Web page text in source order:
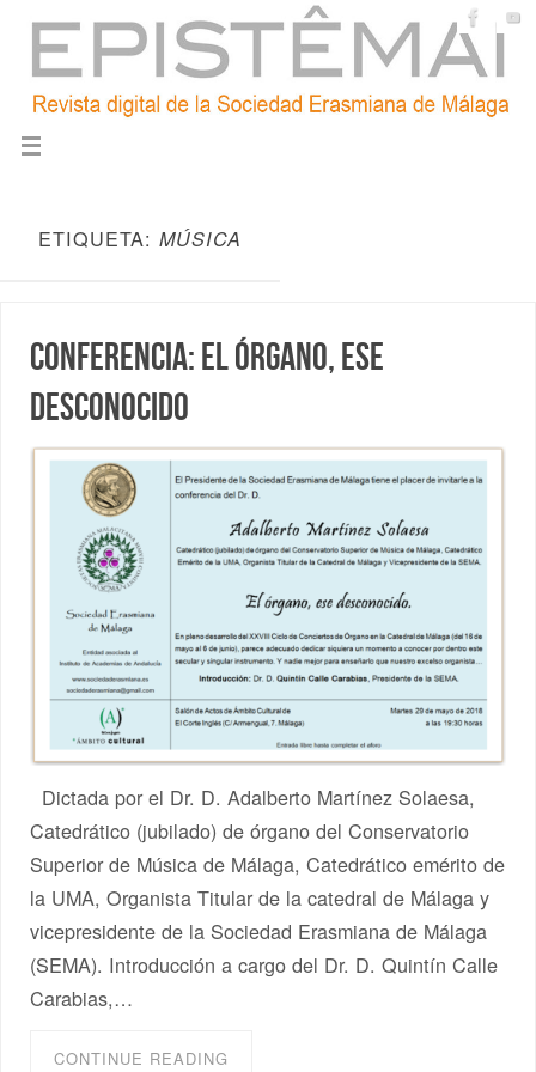
ETIQUETA: MÚSICA
Conferencia: El órgano, ese
desconocido
Dictada por el Dr. D. Adalberto Martínez Solaesa,
Catedrático (jubilado) de órgano del Conservatorio
Superior de Música de Málaga, Catedrático emérito de
la UMA, Organista Titular de la catedral de Málaga y
vicepresidente de la Sociedad Erasmiana de Málaga
(SEMA). Introducción a cargo del Dr. D. Quintín Calle
Carabias,…
CONTINUE READING